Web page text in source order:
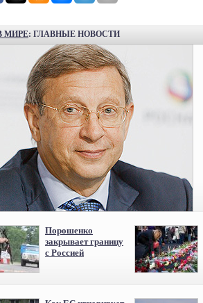
МИРЕ: ГЛАВНЫЕ НОВОСТИ
Порошенко
закрывает границу
с Россией